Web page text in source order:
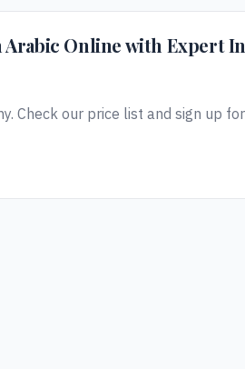
Arabic Online with Expert
Check our price list and sign up